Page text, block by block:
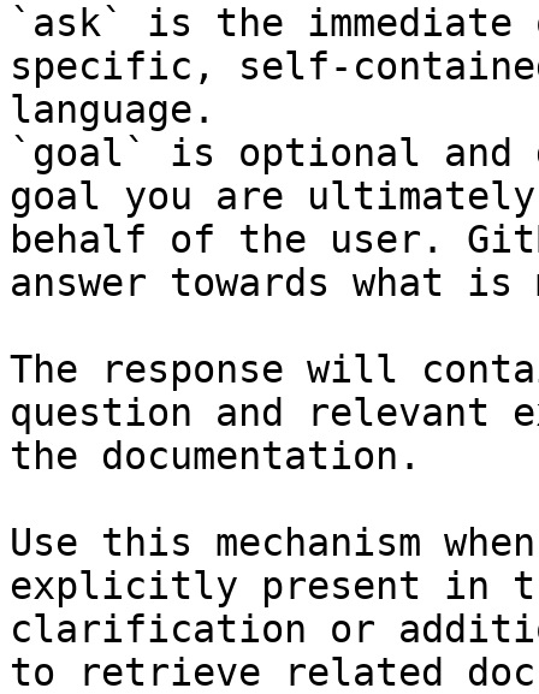
`ask` is the
specific, self-
language.
`goal` is optional and
goal you are
behalf of the user.
answer towards what
The response will
question and relevant
the documentation.
Use this mechanism
explicitly present in
clarification or